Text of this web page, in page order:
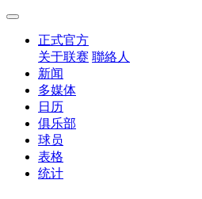
正式官方
关于联赛 聯絡人
新闻
多媒体
日历
俱乐部
球员
表格
统计